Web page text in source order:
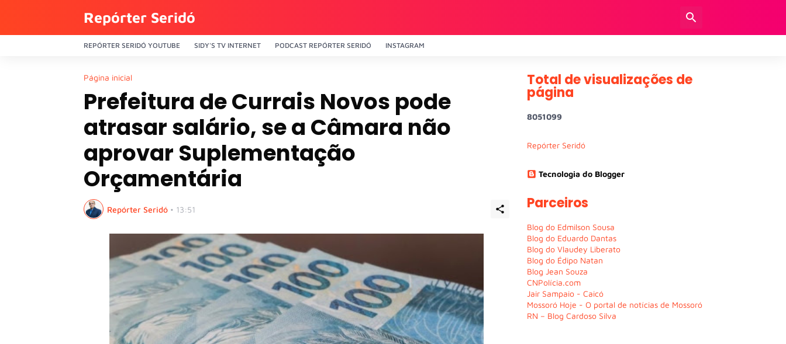
Repórter Seridó
REPÓRTER SERIDÓ YOUTUBE SIDY'S TV INTERNET PODCAST REPÓRTER SERIDÓ INSTAGRAM
Página inicial
Prefeitura de Currais Novos pode
atrasar salário, se a Câmara não
aprovar Suplementação
Orçamentária
Repórter Seridó • 13:51
Total de visualizações de
página
8051099
Repórter Seridó
Tecnologia do Blogger
Parceiros
Blog do Edmilson Sousa
Blog do Eduardo Dantas
Blog do Vlaudey Liberato
Blog do Édipo Natan
Blog Jean Souza
CNPolícia.com
Jair Sampaio - Caicó
Mossoró Hoje - O portal de notícias de Mossoró
RN – Blog Cardoso Silva